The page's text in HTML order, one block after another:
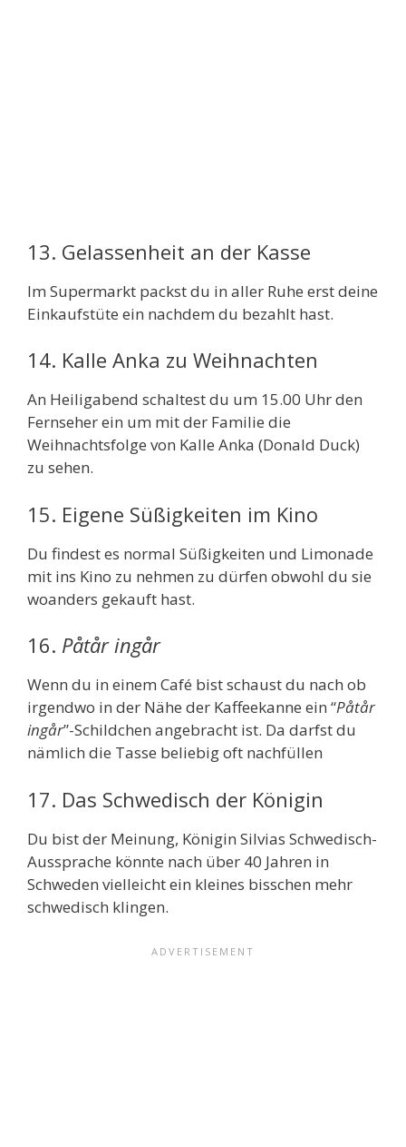
13. Gelassenheit an der Kasse
Im Supermarkt packst du in aller Ruhe erst deine
Einkaufstüte ein nachdem du bezahlt hast.
14. Kalle Anka zu Weihnachten
An Heiligabend schaltest du um 15.00 Uhr den
Fernseher ein um mit der Familie die
Weihnachtsfolge von Kalle Anka (Donald Duck)
zu sehen.
15. Eigene Süßigkeiten im Kino
Du findest es normal Süßigkeiten und Limonade
mit ins Kino zu nehmen zu dürfen obwohl du sie
woanders gekauft hast.
16. Påtår ingår
Wenn du in einem Café bist schaust du nach ob
irgendwo in der Nähe der Kaffeekanne ein “Påtår
ingår”-Schildchen angebracht ist. Da darfst du
nämlich die Tasse beliebig oft nachfüllen
17. Das Schwedisch der Königin
Du bist der Meinung, Königin Silvias Schwedisch-
Aussprache könnte nach über 40 Jahren in
Schweden vielleicht ein kleines bisschen mehr
schwedisch klingen.